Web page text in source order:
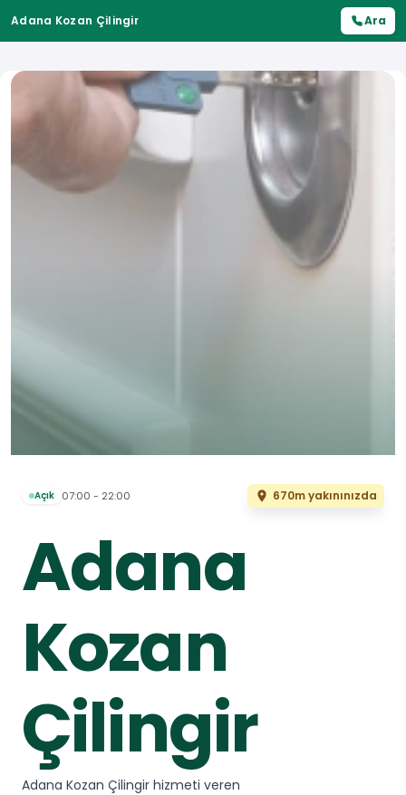
Adana Kozan Çilingir Ara
Açık 07:00 - 22:00 670m yakınınızda
Adana
Kozan
Çilingir
Adana Kozan Çilingir hizmeti veren